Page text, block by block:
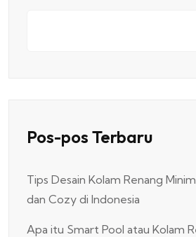
Pos-pos Terbaru
Tips Desain Kolam Renang
dan Cozy di Indonesia
Apa itu Smart Pool atau Kolam